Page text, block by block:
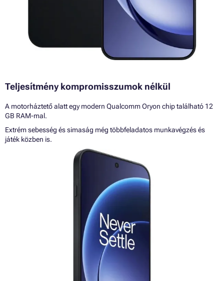
Teljesítmény kompromisszumok nélkül
A motorháztető alatt egy modern Qualcomm Oryon chip található 12
GB RAM-mal.
Extrém sebesség és simaság még többfeladatos munkavégzés és
játék közben is.